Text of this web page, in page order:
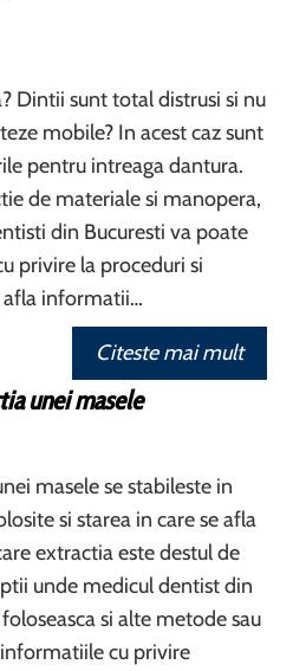
Dintii sunt total distrusi si nu
mobile? In acest caz sunt
pentru intreaga dantura.
de materiale si manopera,
din Bucuresti va poate
privire la proceduri si
informatii…
Citeste mai mult
unei masele
masele se stabileste in
si starea in care se afla
extractia este destul de
unde medicul dentist din
si alte metode sau
cu privire